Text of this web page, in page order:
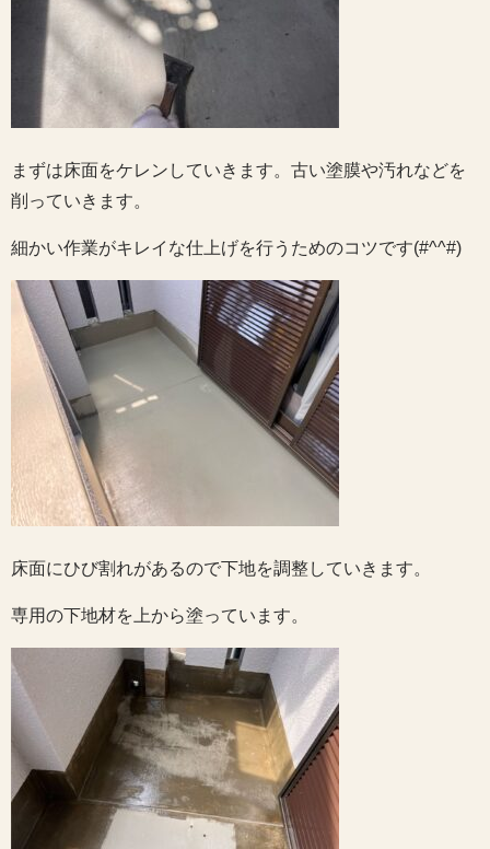
まずは床面をケレンしていきます。古い塗膜や汚れなどを
削っていきます。
細かい作業がキレイな仕上げを行うためのコツです(#^^#)
床面にひび割れがあるので下地を調整していきます。
専用の下地材を上から塗っています。